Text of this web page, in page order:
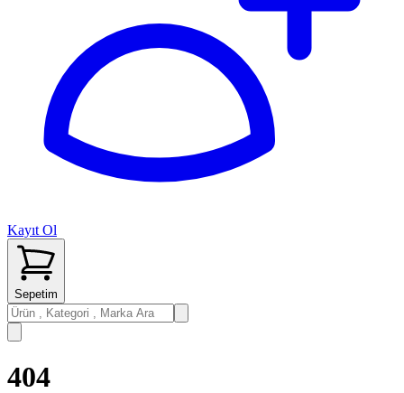
Kayıt Ol
Sepetim
404